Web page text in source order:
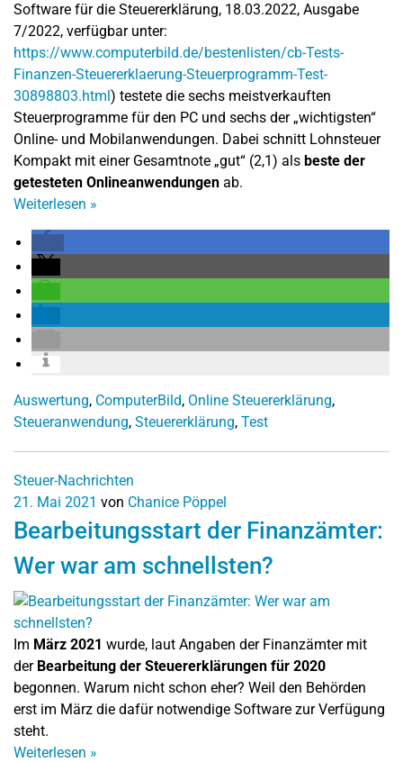
Software für die Steuererklärung, 18.03.2022, Ausgabe
7/2022, verfügbar unter:
https://www.computerbild.de/bestenlisten/cb-Tests-
Finanzen-Steuererklaerung-Steuerprogramm-Test-
30898803.html) testete die sechs meistverkauften
Steuerprogramme für den PC und sechs der „wichtigsten“
Online- und Mobilanwendungen. Dabei schnitt Lohnsteuer
Kompakt mit einer Gesamtnote „gut“ (2,1) als beste der
getesteten Onlineanwendungen ab.
Weiterlesen »
Auswertung, ComputerBild, Online Steuererklärung,
Steueranwendung, Steuererklärung, Test
Steuer-Nachrichten
21. Mai 2021 von Chanice Pöppel
Bearbeitungsstart der Finanzämter:
Wer war am schnellsten?
Im März 2021 wurde, laut Angaben der Finanzämter mit
der Bearbeitung der Steuererklärungen für 2020
begonnen. Warum nicht schon eher? Weil den Behörden
erst im März die dafür notwendige Software zur Verfügung
steht.
Weiterlesen »